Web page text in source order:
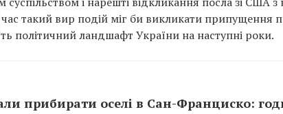
такий вир подій міг би викликати припущення
політичний ландшафт України на наступні роки.
прибирати оселі в Сан-Франциско: